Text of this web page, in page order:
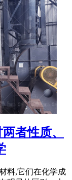
者性质、
料,它们在化学成